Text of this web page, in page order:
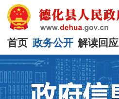
首页 政务公开 解读回应